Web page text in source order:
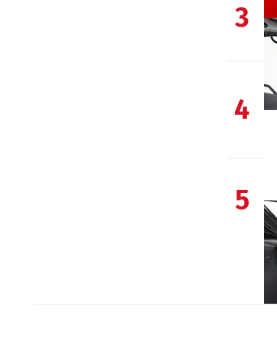
3
4
5